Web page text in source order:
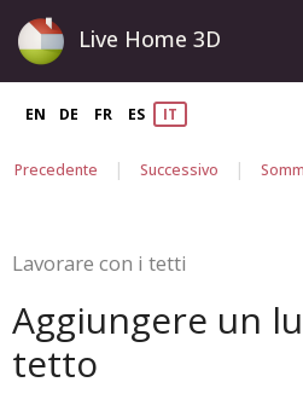
Live Home 3D
EN DE FR ES IT
Precedente | Successivo |
Lavorare con i tetti
Aggiungere un
tetto